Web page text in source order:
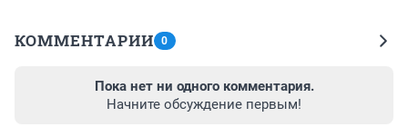
КОММЕНТАРИИ 0
Пока нет ни одного комментария.
Начните обсуждение первым!